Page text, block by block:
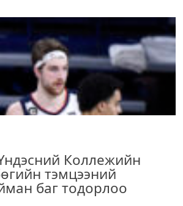
Коллежийн
тэмцээний
баг тодорлоо